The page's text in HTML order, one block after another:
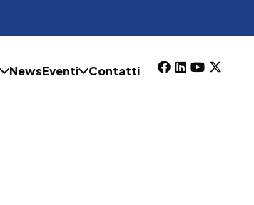
NewsEventi Contatti